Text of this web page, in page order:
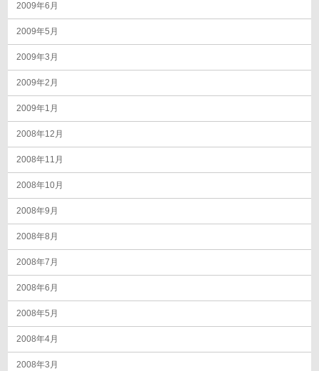
2009年6月
2009年5月
2009年3月
2009年2月
2009年1月
2008年12月
2008年11月
2008年10月
2008年9月
2008年8月
2008年7月
2008年6月
2008年5月
2008年4月
2008年3月